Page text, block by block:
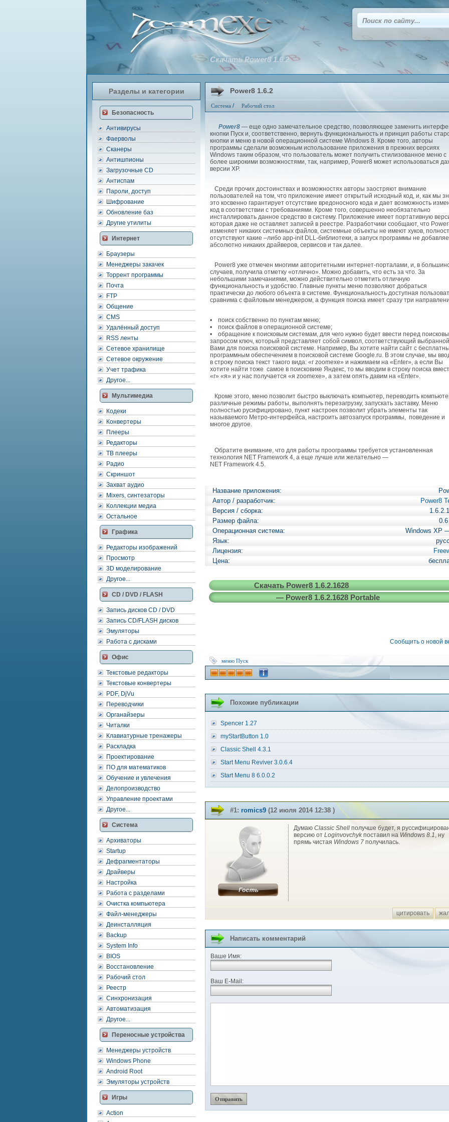
Разделы и категории
Безопасность
Антивирусы
Фаерволы
Сканеры
Антишпионы
Загрузочные CD
Антиспам
Пароли, доступ
Шифрование
Обновление баз
Другие утилиты
Интернет
Браузеры
Менеджеры закачек
Торрент программы
Почта
FTP
Общение
CMS
Удалённый доступ
RSS ленты
Сетевое хранилище
Сетевое окружение
Учет трафика
Другое...
Мультимедиа
Кодеки
Конвертеры
Плееры
Редакторы
ТВ плееры
Радио
Скриншот
Захват аудио
Mixers, синтезаторы
Коллекции медиа
Остальное
Графика
Редакторы изображений
Просмотр
3D моделирование
Другое...
CD / DVD / FLASH
Запись дисков CD / DVD
Запись CD/FLASH дисков
Эмуляторы
Работа с дисками
Офис
Текстовые редакторы
Текстовые конвертеры
PDF, DjVu
Переводчики
Органайзеры
Читалки
Клавиатурные тренажеры
Раскладка
Проектирование
ПО для математиков
Обучение и увлечения
Делопроизводство
Управление проектами
Другое...
Система
Архиваторы
Startup
Дефрагментаторы
Драйверы
Настройка
Работа с разделами
Очистка компьютера
Файл-менеджеры
Деинсталляция
Backup
System Info
BIOS
Восстановление
Рабочий стол
Реестр
Синхронизация
Автоматизация
Другое...
Переносные устройства
Менеджеры устройств
Windows Phone
Android Root
Эмуляторы устройств
Игры
Action
Power8 1.6.2
Система / Рабочий стол
Скачать Power8 1.6.2
Power8 — еще одно замечательное средство, позволяющее заменить
кнопки Пуск и, соответственно, вернуть функциональность и принцип работы
кнопки и меню в новой операционной системе Windows 8. Кроме того, авторы
программы сделали возможным использование приложения в прежних версиях
Windows таким образом, что пользователь может получить стилизованное меню с
более широкими возможностями, так, например, Power8 может использоваться
версии XP.
Среди прочих достоинствах и возможностях авторы заостряют внимание
пользователей на том, что приложение имеет открытый исходный код, и, как мы
это косвенно гарантирует отсутствие вредоносного кода и дает возможность
код в соответствии с требованиями. Кроме того, совершенно необязательно
инсталлировать данное средство в систему. Приложение имеет портативную
которая даже не оставляет записей в реестре. Разработчики сообщают, что
изменяет никаких системных файлов, системные объекты не имеют хуков,
отсутствуют какие –либо app-init DLL-библиотеки, а запуск программы не
абсолютно никаких драйверов, сервисов и так далее.
Power8 уже отмечен многими авторитетными интернет-порталами, и, в
случаев, получила отметку «отлично». Можно добавить, что есть за что. За
небольшими замечаниями, можно действительно отметить отличную
функциональность и удобство. Главные пункты меню позволяют добраться
практически до любого объекта в системе. Функциональность доступная
сравнима с файловым менеджером, а функция поиска имеет сразу три
• поиск собственно по пунктам меню;
• поиск файлов в операционной системе;
• обращение к поисковым системам, для чего нужно будет ввести перед
запросом ключ, который представляет собой символ, соответствующий выбранной
Вами для поиска поисковой системе. Например, Вы хотите найти сайт с
программным обеспечением в поисковой системе Google.ru. В этом случае, мы
в строку поиска текст такого вида: «г zoomexe» и нажимаем на «Enter», а если Вы
хотите найти тоже самое в поисковике Яндекс, то мы вводим в строку поиска
«г» «я» и у нас получается «я zoomexe», а затем опять давим на «Enter».
Кроме этого, меню позволит быстро выключать компьютер, переводить
различные режимы работы, выполнять перезагрузку, запускать заставку. Меню
полностью русифицировано, пункт настроек позволит убрать элементы так
называемого Метро-интерфейса, настроить автозапуск программы, поведение и
многое другое.
Обратите внимание, что для работы проограммы требуется установленная
технология NET Framework 4, а еще лучше или желательно —
NET Framework 4.5.
Название приложения:
Автор / разработчик:
Power8
Версия / сборка:
Размер файла:
Операционная система:
Windows XP
Язык:
Лицензия:
Цена:
Скачать Power8 1.6.2.1628
— Power8 1.6.2.1628 Portable
Сообщить о новой
меню Пуск
Похожие публикации
Spencer 1.27
myStartButton 1.0
Classic Shell 4.3.1
Start Menu Reviver 3.0.6.4
Start Menu 8 6.0.0.2
#1: romics9 (12 июля 2014 12:38 )
Думаю Classic Shell получше будет, я
версию от Loginvovchyk поставил на Windows 8.1, ну
прямь чистая Windows 7 получилась.
цитировать
Написать комментарий
Ваше Имя:
Ваш E-Mail: